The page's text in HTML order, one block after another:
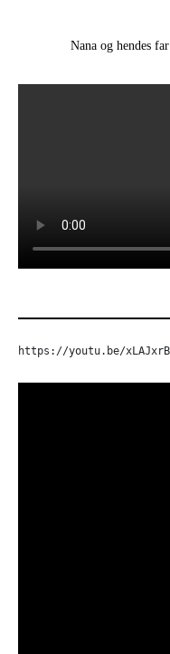
Nana og hendes